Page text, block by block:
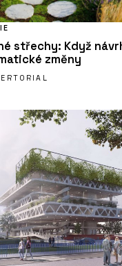
střechy: Když
změny